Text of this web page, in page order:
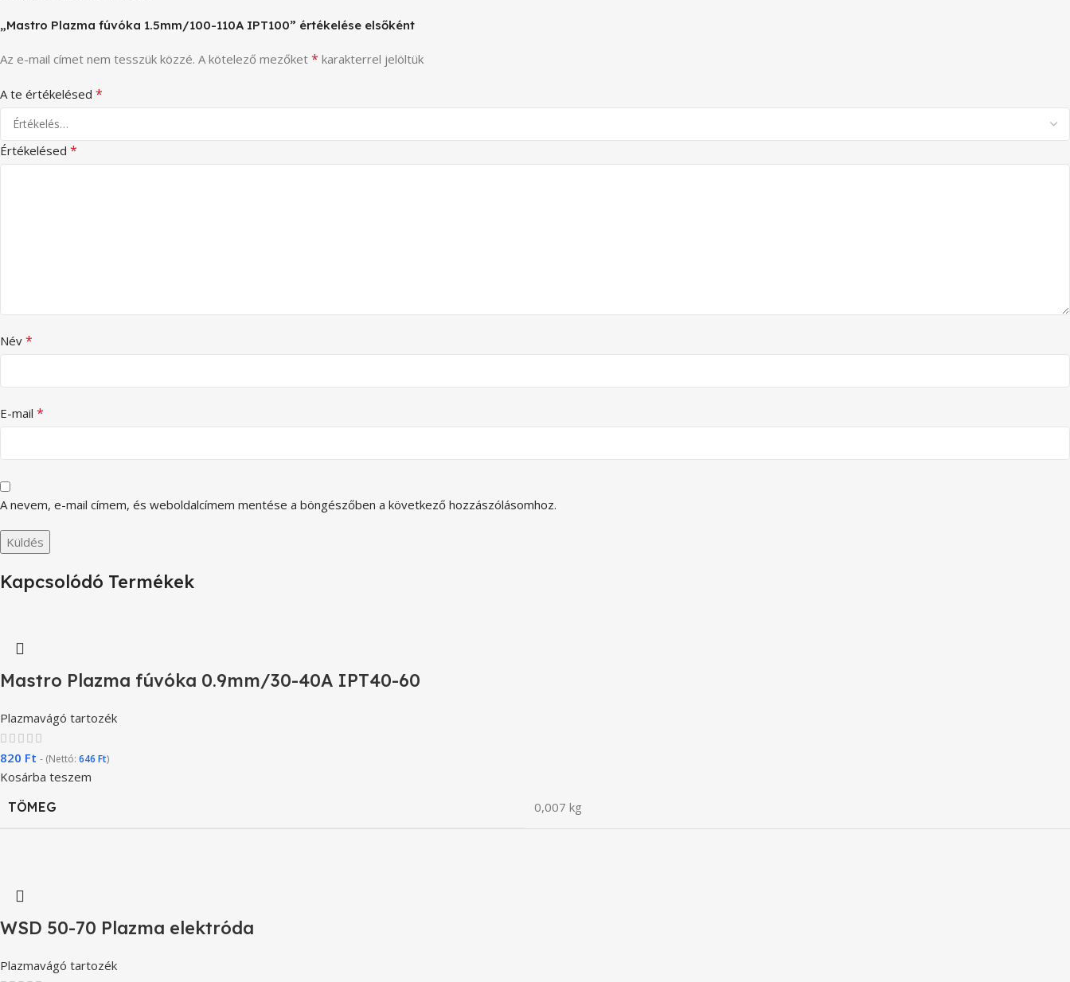
„Mastro Plazma fúvóka 1.5mm/100-110A IPT100” értékelése elsőként
Az e-mail címet nem tesszük közzé. A kötelező mezőket * karakterrel jelöltük
A te értékelésed *
Értékelésed *
Név *
E-mail *
A nevem, e-mail címem, és weboldalcímem mentése a böngészőben a következő hozzászólásomhoz.
Kapcsolódó Termékek
Mastro Plazma fúvóka 0.9mm/30-40A IPT40-60
Plazmavágó tartozék
820 Ft - (Nettó: 646 Ft)
Kosárba teszem
TÖMEG
0,007 kg
WSD 50-70 Plazma elektróda
Plazmavágó tartozék